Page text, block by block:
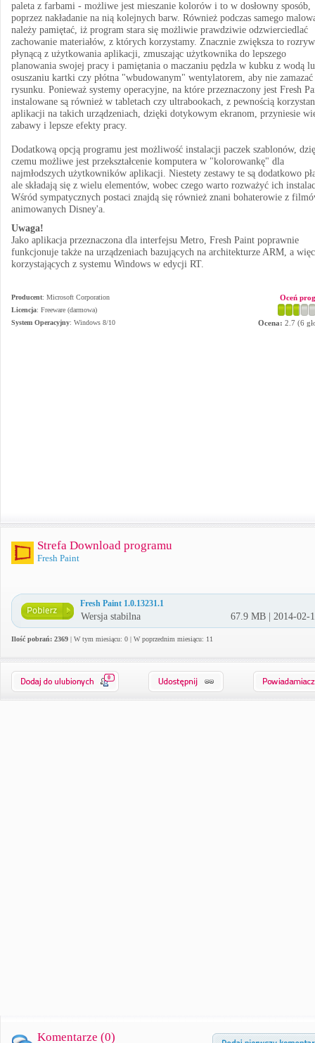
paleta z farbami - możliwe jest mieszanie kolorów i to w dosłowny sposób,
poprzez nakładanie na nią kolejnych barw. Również podczas samego
należy pamiętać, iż program stara się możliwie prawdziwie odzwierciedlać
zachowanie materiałów, z których korzystamy. Znacznie zwiększa to
płynącą z użytkowania aplikacji, zmuszając użytkownika do lepszego
planowania swojej pracy i pamiętania o maczaniu pędzla w kubku z wodą
osuszaniu kartki czy płótna "wbudowanym" wentylatorem, aby nie zamazać
rysunku. Ponieważ systemy operacyjne, na które przeznaczony jest Fresh
instalowane są również w tabletach czy ultrabookach, z pewnością
aplikacji na takich urządzeniach, dzięki dotykowym ekranom, przyniesie
zabawy i lepsze efekty pracy.
Dodatkową opcją programu jest możliwość instalacji paczek szablonów,
czemu możliwe jest przekształcenie komputera w "kolorowankę" dla
najmłodszych użytkowników aplikacji. Niestety zestawy te są dodatkowo
ale składają się z wielu elementów, wobec czego warto rozważyć ich
Wśród sympatycznych postaci znajdą się również znani bohaterowie z
animowanych Disney'a.
Uwaga!
Jako aplikacja przeznaczona dla interfejsu Metro, Fresh Paint poprawnie
funkcjonuje także na urządzeniach bazujących na architekturze ARM, a więc
korzystających z systemu Windows w edycji RT.
Producent: Microsoft Corporation
Licencja: Freeware (darmowa)
System Operacyjny: Windows 8/10
Oceń
Ocena: 2.7 (6
Strefa Download programu
Fresh Paint
Fresh Paint 1.0.13231.1
Wersja stabilna 67.9 MB | 2014-02-
Ilość pobrań: 2369 | W tym miesiącu: 0 | W poprzednim miesiącu: 11
0
Komentarze (0)